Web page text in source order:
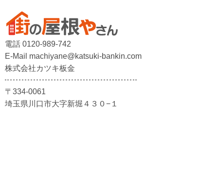
電話 0120-989-742
E-Mail machiyane@katsuki-bankin.com
株式会社カツキ板金
〒334-0061
埼玉県川口市大字新堀４３０−１